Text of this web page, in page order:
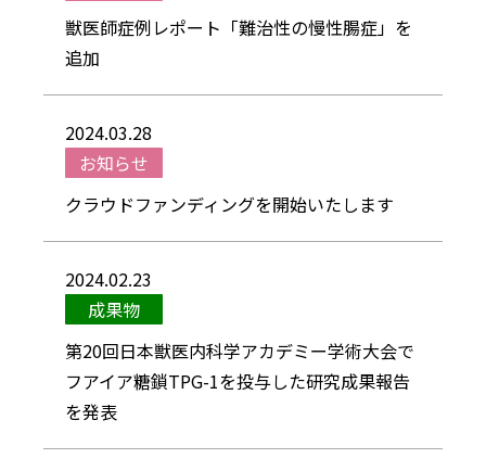
獣医師症例レポート「難治性の慢性腸症」を
追加
2024.03.28
お知らせ
クラウドファンディングを開始いたします
2024.02.23
成果物
第20回日本獣医内科学アカデミー学術大会で
フアイア糖鎖TPG-1を投与した研究成果報告
を発表